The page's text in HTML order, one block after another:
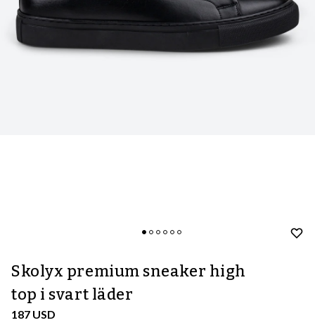
Skolyx premium sneaker high
top i svart läder
187 USD